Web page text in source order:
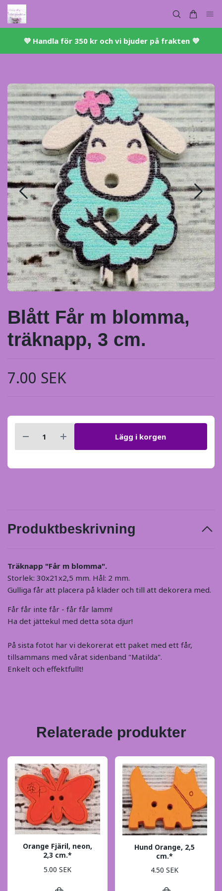
💜 ​Handla för 350 kr och vi bjuder på frakten 💜​
Blått Får m blomma,
träknapp, 3 cm.
7.00 SEK
Lägg i korgen
Produktbeskrivning
Träknapp "Får m blomma".
Storlek: 30x21x2,5 mm. Hål: 2 mm.
Gulliga får att placera på kläder och till att dekorera med.
Får får inte får - får får lamm!
Ha det jättekul med detta söta djur!
På sista fotot har vi dekorerat ett paket med ett får,
tillsammans med vårat sidenband "Matilda".
Enkelt och effektfullt!
Relaterade produkter
Orange Fjäril, neon,
2,3 cm.*
5.00 SEK
Hund Orange, 2,5
cm.*
4.50 SEK